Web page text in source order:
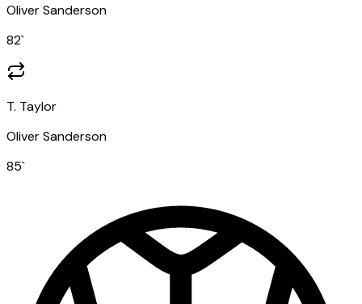
Oliver Sanderson
82`
T. Taylor
Oliver Sanderson
85`